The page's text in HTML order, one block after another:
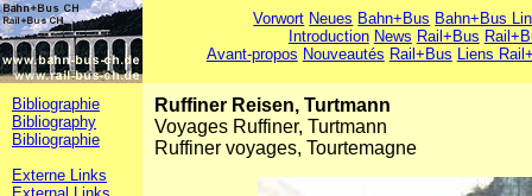
Vorwort Neues Bahn+Bus Bahn+Bus
Introduction News Rail+Bus
Avant-propos Nouveautés Rail+Bus Liens
Bibliographie
Bibliography
Bibliographie
Externe Links
Ruffiner Reisen, Turtmann
Voyages Ruffiner, Turtmann
Ruffiner voyages, Tourtemagne